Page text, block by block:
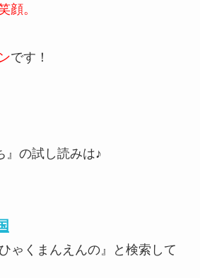
顔。
です！
』の試し読みは♪
ゃくまんえんの』と検索して